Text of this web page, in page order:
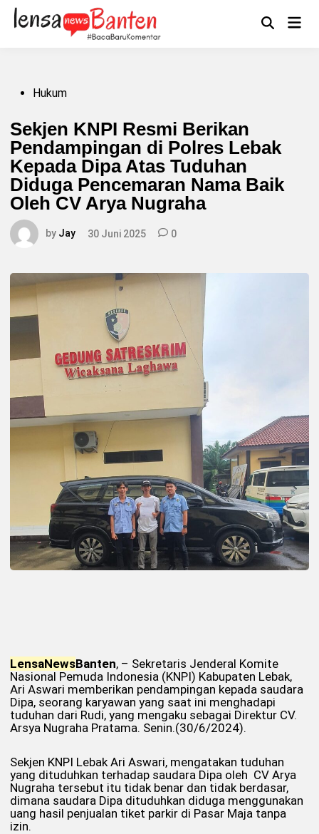
Skip
content
OpenMain
PostedHukum
Sekjen KNPI Resmi Berikan
Pendampingan di Polres Lebak
Kepada Dipa Atas Tuduhan
Diduga Pencemaran Nama Baik
Oleh CV Arya Nugraha
by Jay 30 Juni 2025 0
LensaNewsBanten, – Sekretaris Jenderal Komite
Nasional Pemuda Indonesia (KNPI) Kabupaten Lebak,
Ari Aswari memberikan pendampingan kepada saudara
Dipa, seorang karyawan yang saat ini menghadapi
tuduhan dari Rudi, yang mengaku sebagai Direktur CV.
Arsya Nugraha Pratama. Senin.(30/6/2024).
Sekjen KNPI Lebak Ari Aswari, mengatakan tuduhan
yang dituduhkan terhadap saudara Dipa oleh CV Arya
Nugraha tersebut itu tidak benar dan tidak berdasar,
dimana saudara Dipa dituduhkan diduga menggunakan
uang hasil penjualan tiket parkir di Pasar Maja tanpa
izin.